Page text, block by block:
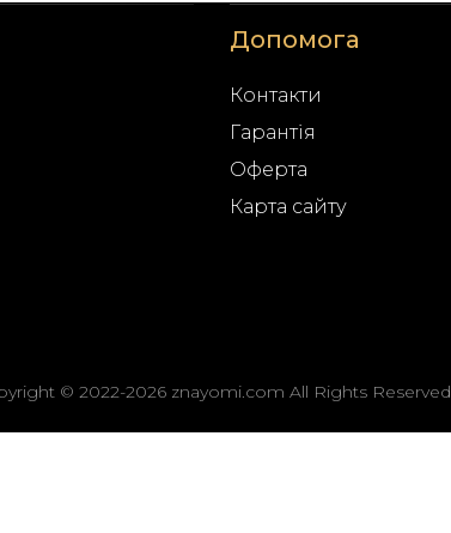
Допомога
Контакти
Гарантія
Оферта
Карта сайту
© 2022-2026 znayomi.com All Rights Reserved